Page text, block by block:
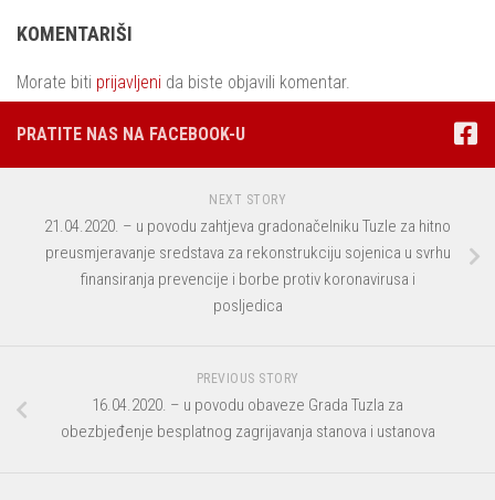
KOMENTARIŠI
Morate biti prijavljeni da biste objavili komentar.
PRATITE NAS NA FACEBOOK-U
NEXT STORY
21.04.2020. – u povodu zahtjeva gradonačelniku Tuzle za hitno
preusmjeravanje sredstava za rekonstrukciju sojenica u svrhu
finansiranja prevencije i borbe protiv koronavirusa i
posljedica
PREVIOUS STORY
16.04.2020. – u povodu obaveze Grada Tuzla za
obezbjeđenje besplatnog zagrijavanja stanova i ustanova